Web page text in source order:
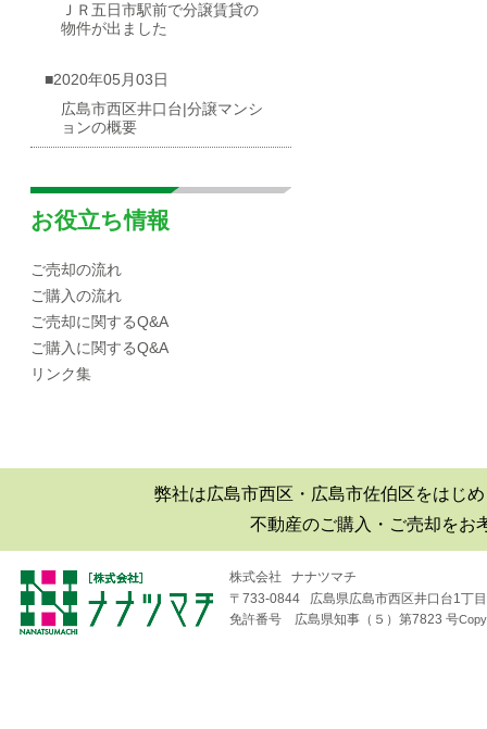
ＪＲ五日市駅前で分譲賃貸の
物件が出ました
■2020年05月03日
広島市西区井口台|分譲マンシ
ョンの概要
☆海が見渡せる一戸建て（売
却物件）を募集しています！
■2020年04月10日
広島市西区|井口エリアの小中
学校区域
■2019年06月30日
井口台パークスクエアＡ棟
（※フジ井口店の北隣り）の
■2018年04月19日
井口台で二世帯住宅を探して
います！
お役立ち情報
ご売却の流れ
ご購入の流れ
ご売却に関するQ&A
ご購入に関するQ&A
リンク集
弊社は広島市西区・広島市佐伯区をはじ
不動産のご購入・ご売却をお
株式会社 ナナツマチ
〒733-0844 広島県広島市西区井口台1丁
免許番号 広島県知事（５）第7823 号